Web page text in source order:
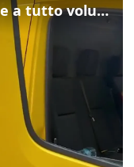
Le canzoni di Guccini sparate a tutto volume nella strada dove abitava